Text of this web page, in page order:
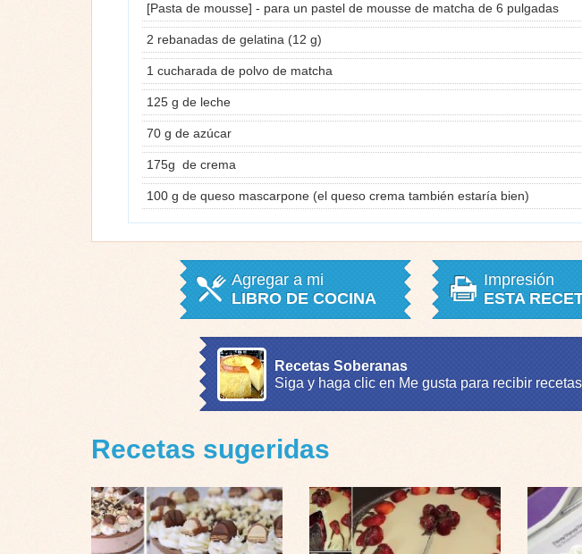
[Pasta de mousse] - para un pastel de mousse de matcha de 6 pulgadas
2 rebanadas de gelatina (12 g)
1 cucharada de polvo de matcha
125 g de leche
70 g de azúcar
175g de crema
100 g de queso mascarpone (el queso crema también estaría bien)
Agregar a mi
LIBRO DE COCINA
Impresión
ESTA
Recetas Soberanas
Siga y haga clic en Me gusta para recibir
Recetas sugeridas